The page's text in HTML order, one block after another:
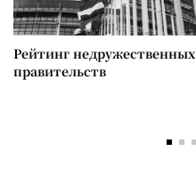
Рейтинг недружественных
правительств